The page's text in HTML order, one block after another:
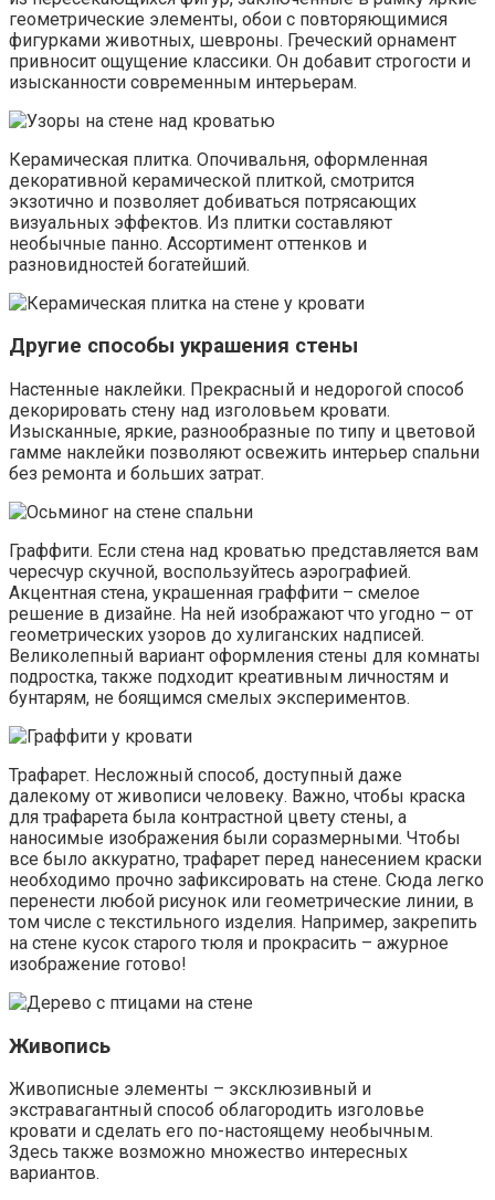
геометрические элементы, обои с повторяющимися
фигурками животных, шевроны. Греческий орнамент
привносит ощущение классики. Он добавит строгости и
изысканности современным интерьерам.
Керамическая плитка. Опочивальня, оформленная
декоративной керамической плиткой, смотрится
экзотично и позволяет добиваться потрясающих
визуальных эффектов. Из плитки составляют
необычные панно. Ассортимент оттенков и
разновидностей богатейший.
Другие способы украшения стены
Настенные наклейки. Прекрасный и недорогой способ
декорировать стену над изголовьем кровати.
Изысканные, яркие, разнообразные по типу и цветовой
гамме наклейки позволяют освежить интерьер спальни
без ремонта и больших затрат.
Граффити. Если стена над кроватью представляется вам
чересчур скучной, воспользуйтесь аэрографией.
Акцентная стена, украшенная граффити – смелое
решение в дизайне. На ней изображают что угодно – от
геометрических узоров до хулиганских надписей.
Великолепный вариант оформления стены для комнаты
подростка, также подходит креативным личностям и
бунтарям, не боящимся смелых экспериментов.
Трафарет. Несложный способ, доступный даже
далекому от живописи человеку. Важно, чтобы краска
для трафарета была контрастной цвету стены, а
наносимые изображения были соразмерными. Чтобы
все было аккуратно, трафарет перед нанесением краски
необходимо прочно зафиксировать на стене. Сюда легко
перенести любой рисунок или геометрические линии, в
том числе с текстильного изделия. Например, закрепить
на стене кусок старого тюля и прокрасить – ажурное
изображение готово!
Живопись
Живописные элементы – эксклюзивный и
экстравагантный способ облагородить изголовье
кровати и сделать его по-настоящему необычным.
Здесь также возможно множество интересных
вариантов.